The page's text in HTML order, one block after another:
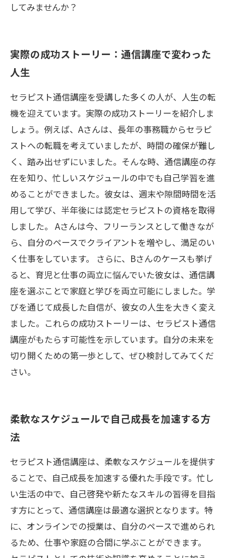
してみませんか？
実際の成功ストーリー：通信講座で変わった
人生
セラピスト通信講座を受講した多くの人が、人生の転
機を迎えています。実際の成功ストーリーを紹介しま
しょう。例えば、Aさんは、長年の事務職からセラピ
ストへの転職を考えていましたが、時間の確保が難し
く、踏み出せずにいました。そんな時、通信講座の存
在を知り、忙しいスケジュールの中でも自己学習を進
めることができました。彼女は、週末や隙間時間を活
用して学び、半年後には認定セラピストの資格を取得
しました。 Aさんは今、フリーランスとして働きなが
ら、自分のペースでクライアントを増やし、満足のい
く仕事をしています。 さらに、Bさんのケースも挙げ
ると、育児と仕事の両立に悩んでいた彼女は、通信講
座を選ぶことで家庭と学びを両立可能にしました。学
びを通じて成長した自信が、彼女の人生を大きく変え
ました。これらの成功ストーリーは、セラピスト通信
講座がもたらす可能性を示しています。自分の未来を
切り開くための第一歩として、ぜひ検討してみてくだ
さい。
柔軟なスケジュールで自己成長を加速する方
法
セラピスト通信講座は、柔軟なスケジュールを提供す
ることで、自己成長を加速する優れた手段です。忙し
い生活の中で、自己啓発や新たなスキルの習得を目指
す方にとって、通信講座は最適な選択となります。特
に、オンラインでの授業は、自分のペースで進められ
るため、仕事や家庭の合間に学ぶことができます。